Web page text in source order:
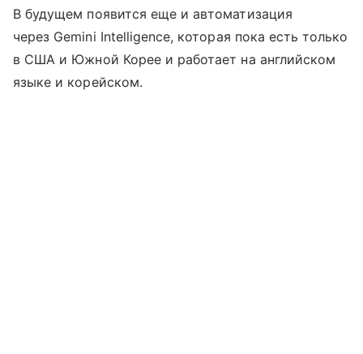
В будущем появится еще и автоматизация
через Gemini Intelligence, которая пока есть только
в США и Южной Корее и работает на английском
языке и корейском.